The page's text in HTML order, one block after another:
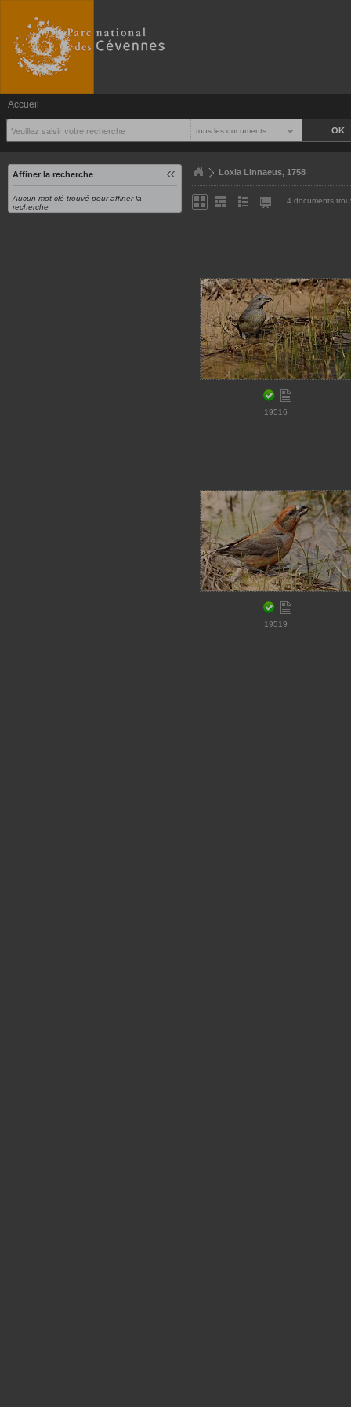
Accueil
tous les documents
Affiner la recherche
Aucun mot-clé trouvé pour affiner la
recherche
Loxia Linnaeus, 1758
4 documents
19516
19519